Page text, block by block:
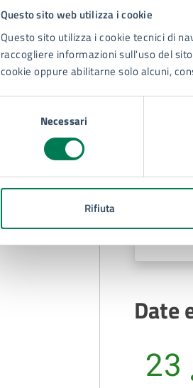
Questo sito web utilizza i cookie
Questo sito utilizza i cookie tecnici di
raccogliere informazioni sull'uso del
cookie oppure abilitarne solo alcuni,
Necessari
Rifiuta
Date
23